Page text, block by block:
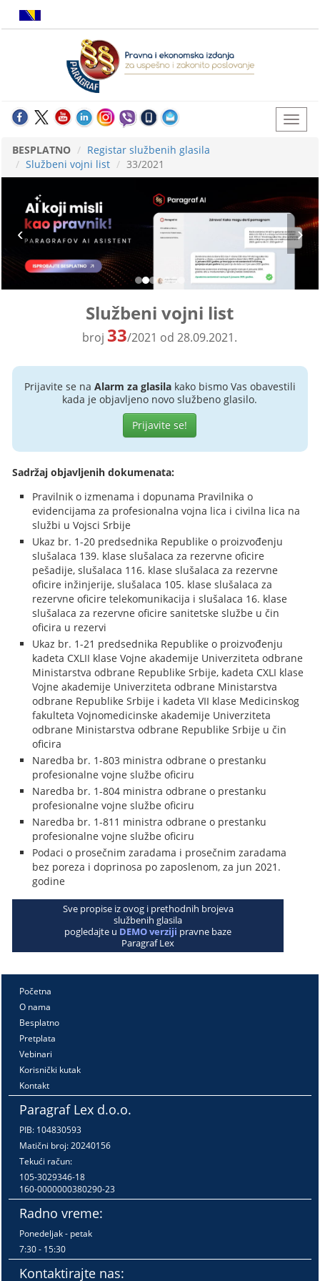
BESPLATNO
Registar službenih glasila
Službeni vojni list
33/2021
Službeni vojni list
broj 33/2021 od 28.09.2021.
Prijavite se na Alarm za glasilakako bismo Vas obavestili
kada je objavljeno novo službeno glasilo.
Prijavite se!
Sadržaj objavljenih dokumenata:
Pravilnik o izmenama i dopunama Pravilnika o
evidencijama za profesionalna vojna lica i civilna lica na
službi u Vojsci Srbije
Ukaz br. 1-20 predsednika Republike o proizvođenju
slušalaca 139. klase slušalaca za rezervne oficire
pešadije, slušalaca 116. klase slušalaca za rezervne
oficire inžinjerije, slušalaca 105. klase slušalaca za
rezervne oficire telekomunikacija i slušalaca 16. klase
slušalaca za rezervne oficire sanitetske službe u čin
oficira u rezervi
Ukaz br. 1-21 predsednika Republike o proizvođenju
kadeta CXLII klase Vojne akademije Univerziteta odbrane
Ministarstva odbrane Republike Srbije, kadeta CXLI klase
Vojne akademije Univerziteta odbrane Ministarstva
odbrane Republike Srbije i kadeta VII klase Medicinskog
fakulteta Vojnomedicinske akademije Univerziteta
odbrane Ministarstva odbrane Republike Srbije u čin
oficira
Naredba br. 1-803 ministra odbrane o prestanku
profesionalne vojne službe oficiru
Naredba br. 1-804 ministra odbrane o prestanku
profesionalne vojne službe oficiru
Naredba br. 1-811 ministra odbrane o prestanku
profesionalne vojne službe oficiru
Podaci o prosečnim zaradama i prosečnim zaradama
bez poreza i doprinosa po zaposlenom, za jun 2021.
godine
Sve propise iz ovog i prethodnih brojeva
službenih glasila
pogledajte u DEMO verziji pravne baze
Paragraf Lex
Početna
O nama
Besplatno
Pretplata
Vebinari
Korisnički kutak
Kontakt
Paragraf Lex d.o.o.
PIB: 104830593
Matični broj: 20240156
Tekući račun:
105-3029346-18
160-0000000380290-23
Radno vreme:
Ponedeljak - petak
7:30 - 15:30
Kontaktirajte nas: